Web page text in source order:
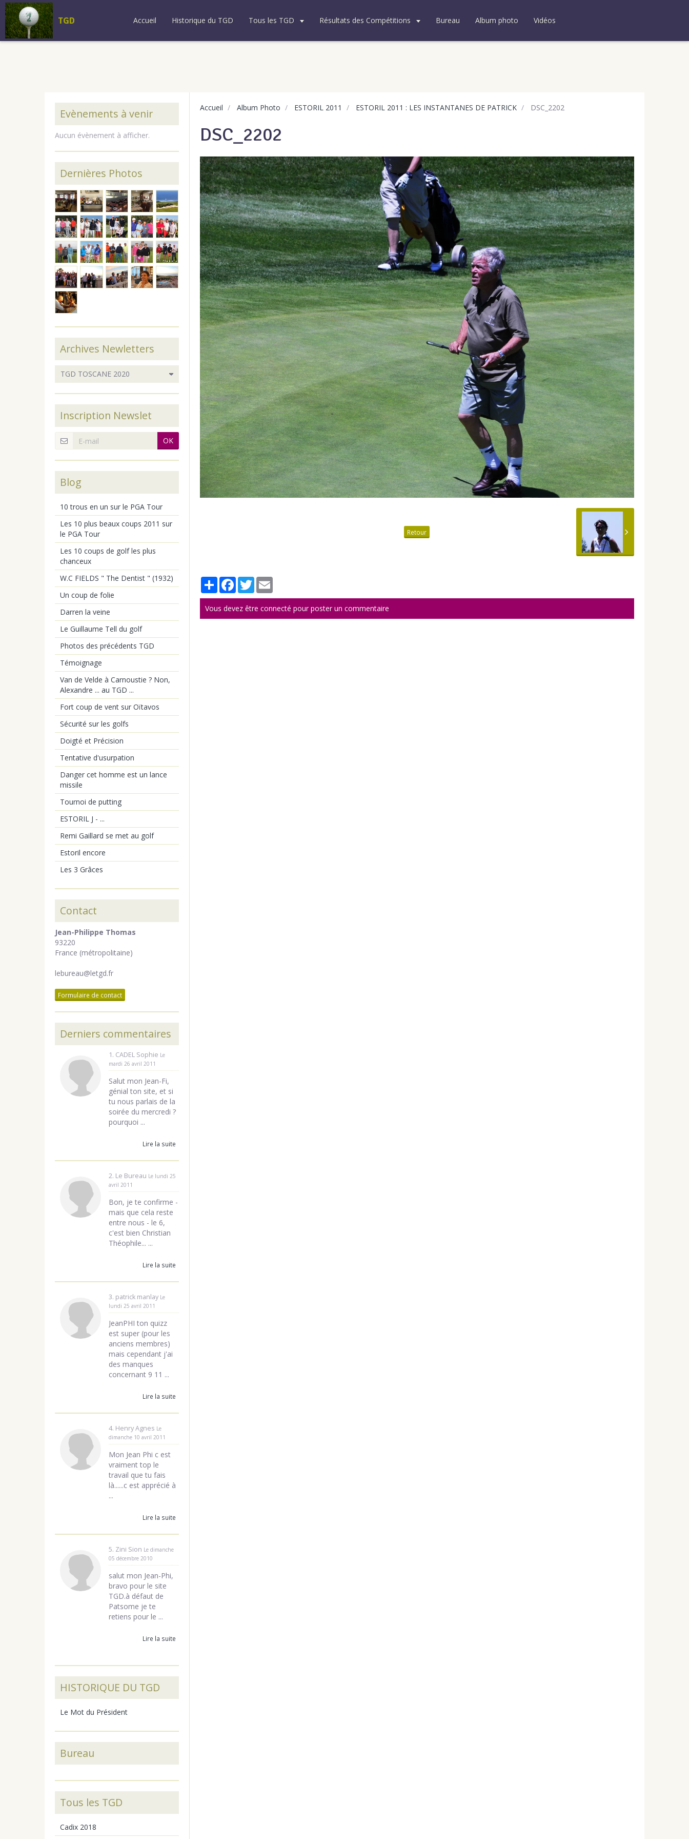
TGD Accueil Historique du TGD Tous les TGD Résultats des Compétitions Bureau Album photo Vidéos
Accueil Album Photo ESTORIL 2011 ESTORIL 2011 : LES INSTANTANES DE PATRICK DSC_2202
DSC_2202
Retour
PartagerFacebook
TwitterEmail
Vous devez être connecté pour poster un commentaire
Evènements à venir
Aucun évènement à afficher.
Dernières Photos
Archives Newletters
Inscription Newslet
OK
Blog
10 trous en un sur le PGA Tour
Les 10 plus beaux coups 2011 sur
le PGA Tour
Les 10 coups de golf les plus
chanceux
W.C FIELDS " The Dentist " (1932)
Un coup de folie
Darren la veine
Le Guillaume Tell du golf
Photos des précédents TGD
Témoignage
Van de Velde à Carnoustie ? Non,
Alexandre ... au TGD ...
Fort coup de vent sur Oïtavos
Sécurité sur les golfs
Doigté et Précision
Tentative d'usurpation
Danger cet homme est un lance
missile
Tournoi de putting
ESTORIL J - ...
Remi Gaillard se met au golf
Estoril encore
Les 3 Grâces
Contact
Jean-Philippe Thomas
93220
France (métropolitaine)
lebureau@letgd.fr
Formulaire de contact
Derniers commentaires
1. CADEL Sophie Le
mardi 26 avril 2011
Salut mon Jean-Fi,
génial ton site, et si
tu nous parlais de la
soirée du mercredi ?
pourquoi ...
Lire la suite
2. Le Bureau Le lundi 25
avril 2011
Bon, je te confirme -
mais que cela reste
entre nous - le 6,
c'est bien Christian
Théophile... ...
Lire la suite
3. patrick manlay Le
lundi 25 avril 2011
JeanPHI ton quizz
est super (pour les
anciens membres)
mais cependant j'ai
des manques
concernant 9 11 ...
Lire la suite
4. Henry Agnes Le
dimanche 10 avril 2011
Mon Jean Phi c est
vraiment top le
travail que tu fais
là......c est apprécié à
...
Lire la suite
5. Zini Sion Le dimanche
05 décembre 2010
salut mon Jean-Phi,
bravo pour le site
TGD.à défaut de
Patsome je te
retiens pour le ...
Lire la suite
HISTORIQUE DU TGD
Le Mot du Président
Bureau
Tous les TGD
Cadix 2018